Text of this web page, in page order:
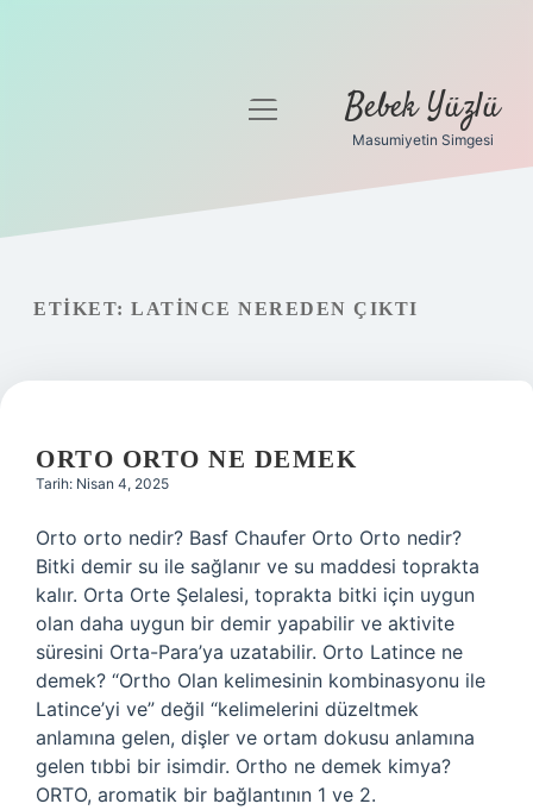
Gizlilik Politikası
menüyü
Bebek Yüzlü
Masumiyetin Simgesi
ETIKET: LATINCE NEREDEN ÇIKTI
ORTO ORTO NE DEMEK
Tarih: Nisan 4, 2025
Orto orto nedir? Basf Chaufer Orto Orto nedir?
Bitki demir su ile sağlanır ve su maddesi toprakta
kalır. Orta Orte Şelalesi, toprakta bitki için uygun
olan daha uygun bir demir yapabilir ve aktivite
süresini Orta-Para’ya uzatabilir. Orto Latince ne
demek? “Ortho Olan kelimesinin kombinasyonu ile
Latince’yi ve” değil “kelimelerini düzeltmek
anlamına gelen, dişler ve ortam dokusu anlamına
gelen tıbbi bir isimdir. Ortho ne demek kimya?
ORTO, aromatik bir bağlantının 1 ve 2.